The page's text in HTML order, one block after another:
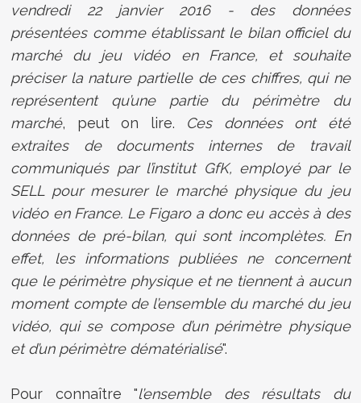
vendredi 22 janvier 2016 - des données
présentées comme établissant le bilan officiel du
marché du jeu vidéo en France, et souhaite
préciser la nature partielle de ces chiffres, qui ne
représentent qu’une partie du périmètre du
marché, peut on lire. Ces données ont été
extraites de documents internes de travail
communiqués par l’institut GfK, employé par le
SELL pour mesurer le marché physique du jeu
vidéo en France. Le Figaro a donc eu accès à des
données de pré-bilan, qui sont incomplètes. En
effet, les informations publiées ne concernent
que le périmètre physique et ne tiennent à aucun
moment compte de l’ensemble du marché du jeu
vidéo, qui se compose d’un périmètre physique
et d’un périmètre dématérialisé".
Pour connaître "l’ensemble des résultats du